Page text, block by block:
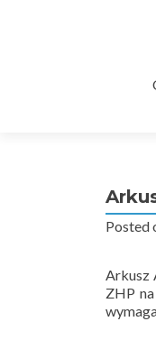
Posted
Arkusz
ZHP